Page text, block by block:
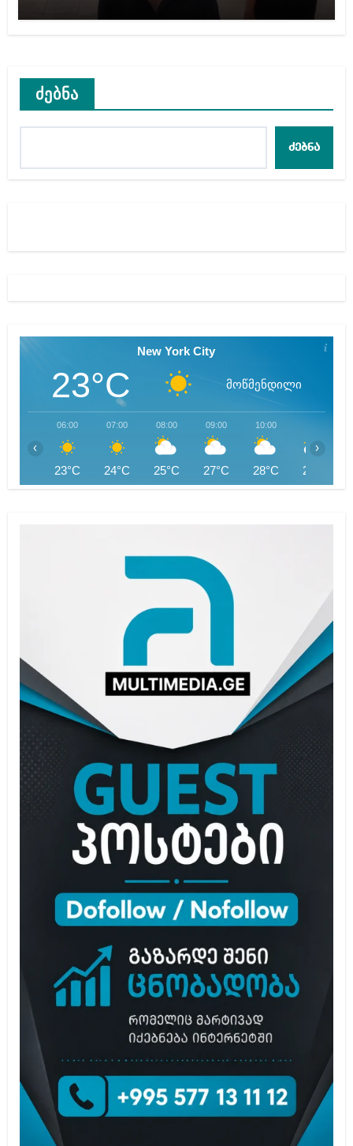
ძებნა
ძებნა
New York City
23°C მოწმენდილი
06:00
23°C
07:00
24°C
08:00
25°C
09:00
27°C
10:00
28°C 29°C
‹ ›